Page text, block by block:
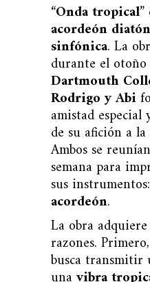
“Onda tropical
acordeón
sinfónica. La
durante el
Dartmouth
Rodrigo y Abi
amistad especial
de su afición a la
Ambos se
semana para
sus instrumentos:
acordeón.
La obra
razones.
busca transmitir